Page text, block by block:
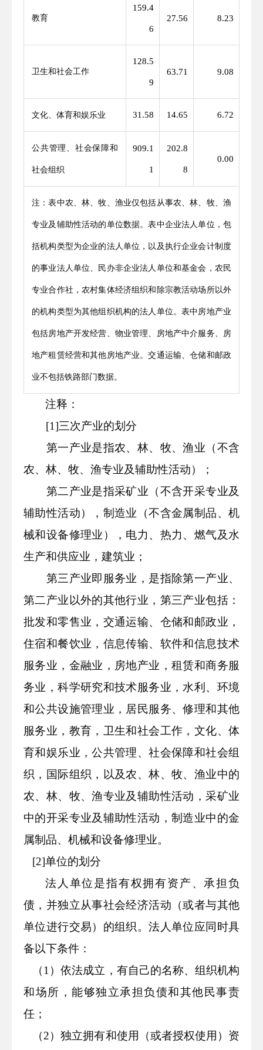
教育
159.4
6
27.56 8.23
卫生和社会工作
128.5
9
63.71 9.08
文化、体育和娱乐业 31.58 14.65 6.72
公共管理、社会保障和
社会组织
909.1
1
202.8
8
0.00
注：表中农、林、牧、渔业仅包括从事农、林、牧、渔
专业及辅助性活动的单位数据。表中企业法人单位，包
括机构类型为企业的法人单位，以及执行企业会计制度
的事业法人单位、民办非企业法人单位和基金会，农民
专业合作社，农村集体经济组织和除宗教活动场所以外
的机构类型为其他组织机构的法人单位。表中房地产业
包括房地产开发经营、物业管理、房地产中介服务、房
地产租赁经营和其他房地产业。交通运输、仓储和邮政
业不包括铁路部门数据。
注释：
[1]三次产业的划分
第一产业是指农、林、牧、渔业（不含
农、林、牧、渔专业及辅助性活动）；
第二产业是指采矿业（不含开采专业及
辅助性活动），制造业（不含金属制品、机
械和设备修理业），电力、热力、燃气及水
生产和供应业，建筑业；
第三产业即服务业，是指除第一产业、
第二产业以外的其他行业，第三产业包括：
批发和零售业，交通运输、仓储和邮政业，
住宿和餐饮业，信息传输、软件和信息技术
服务业，金融业，房地产业，租赁和商务服
务业，科学研究和技术服务业，水利、环境
和公共设施管理业，居民服务、修理和其他
服务业，教育，卫生和社会工作，文化、体
育和娱乐业，公共管理、社会保障和社会组
织，国际组织，以及农、林、牧、渔业中的
农、林、牧、渔专业及辅助性活动，采矿业
中的开采专业及辅助性活动，制造业中的金
属制品、机械和设备修理业。
[2]单位的划分
法人单位是指有权拥有资产、承担负
债，并独立从事社会经济活动（或者与其他
单位进行交易）的组织。法人单位应同时具
备以下条件：
（1 ）依法成立，有自己的名称、组织机构
和场所，能够独立承担负债和其他民事责
任；
（2）独立拥有和使用（或者授权使用）资